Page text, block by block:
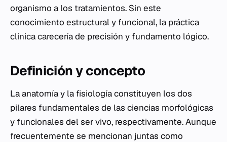
organismo a los tratamientos. Sin este
conocimiento estructural y funcional, la práctica
clínica carecería de precisión y fundamento lógico.
Definición y concepto
La anatomía y la fisiología constituyen los dos
pilares fundamentales de las ciencias morfológicas
y funcionales del ser vivo, respectivamente. Aunque
frecuentemente se mencionan juntas como